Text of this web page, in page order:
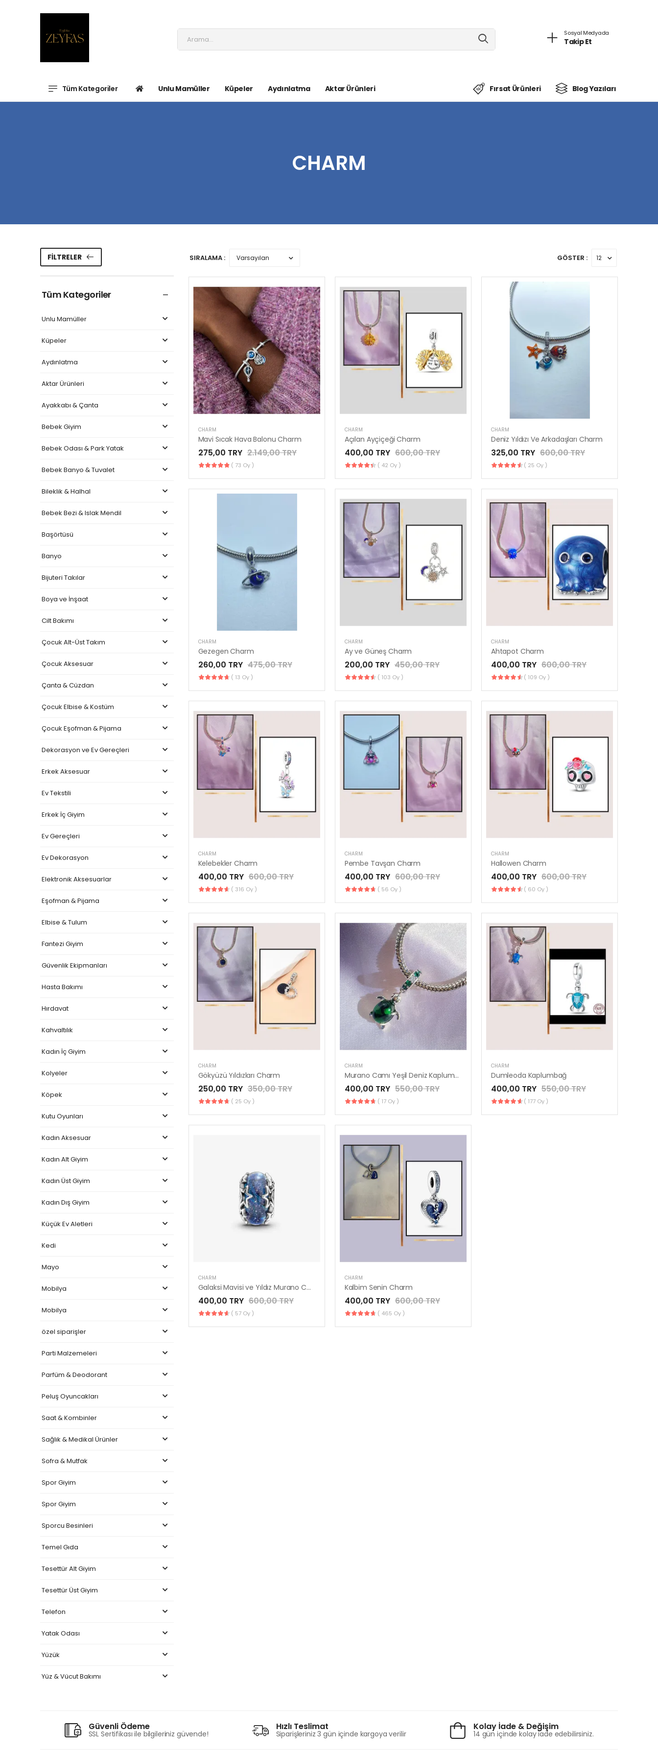
Sosyal Medyada
Takip Et
Tüm Kategoriler Unlu Mamüller Küpeler Aydınlatma Aktar Ürünleri Fırsat Ürünleri Blog Yazıları
CHARM
FILTRELER
Tüm Kategoriler
Unlu Mamüller
Küpeler
Aydınlatma
Aktar Ürünleri
Ayakkabı & Çanta
Bebek Giyim
Bebek Odası & Park Yatak
Bebek Banyo & Tuvalet
Bileklik & Halhal
Bebek Bezi & Islak Mendil
Başörtüsü
Banyo
Bijuteri Takılar
Boya ve İnşaat
Cilt Bakımı
Çocuk Alt-Üst Takım
Çocuk Aksesuar
Çanta & Cüzdan
Çocuk Elbise & Kostüm
Çocuk Eşofman & Pijama
Dekorasyon ve Ev Gereçleri
Erkek Aksesuar
Ev Tekstili
Erkek İç Giyim
Ev Gereçleri
Ev Dekorasyon
Elektronik Aksesuarlar
Eşofman & Pijama
Elbise & Tulum
Fantezi Giyim
Güvenlik Ekipmanları
Hasta Bakımı
Hırdavat
Kahvaltılık
Kadın İç Giyim
Kolyeler
Köpek
Kutu Oyunları
Kadın Aksesuar
Kadın Alt Giyim
Kadın Üst Giyim
Kadın Dış Giyim
Küçük Ev Aletleri
Kedi
Mayo
Mobilya
Mobilya
özel siparişler
Parti Malzemeleri
Parfüm & Deodorant
Peluş Oyuncakları
Saat & Kombinler
Sağlık & Medikal Ürünler
Sofra & Mutfak
Spor Giyim
Spor Giyim
Sporcu Besinleri
Temel Gıda
Tesettür Alt Giyim
Tesettür Üst Giyim
Telefon
Yatak Odası
Yüzük
Yüz & Vücut Bakımı
SIRALAMA : GÖSTER :
CHARM
Mavi Sıcak Hava Balonu Charm
275,00 TRY 2.149,00 TRY
( 73 Oy )
CHARM
Açılan Ayçiçeği Charm
400,00 TRY 600,00 TRY
( 42 Oy )
CHARM
Deniz Yıldızı Ve Arkadaşları Charm
325,00 TRY 600,00 TRY
( 25 Oy )
CHARM
Gezegen Charm
260,00 TRY 475,00 TRY
( 13 Oy )
CHARM
Ay ve Güneş Charm
200,00 TRY 450,00 TRY
( 103 Oy )
CHARM
Ahtapot Charm
400,00 TRY 600,00 TRY
( 109 Oy )
CHARM
Kelebekler Charm
400,00 TRY 600,00 TRY
( 316 Oy )
CHARM
Pembe Tavşan Charm
400,00 TRY 600,00 TRY
( 56 Oy )
CHARM
Hallowen Charm
400,00 TRY 600,00 TRY
( 60 Oy )
CHARM
Gökyüzü Yıldızları Charm
250,00 TRY 350,00 TRY
( 25 Oy )
CHARM
Murano Camı Yeşil Deniz Kaplumbağası Sallantılı Charm
400,00 TRY 550,00 TRY
( 17 Oy )
CHARM
Dumleoda Kaplumbağ
400,00 TRY 550,00 TRY
( 177 Oy )
CHARM
Galaksi Mavisi ve Yıldız Murano Charm
400,00 TRY 600,00 TRY
( 57 Oy )
CHARM
Kalbim Senin Charm
400,00 TRY 600,00 TRY
( 465 Oy )
Güvenli Ödeme
SSL Sertifikası ile bilgileriniz güvende!
Hızlı Teslimat
Siparişleriniz 3 gün içinde kargoya verilir
Kolay İade & Değişim
14 gün içinde kolay iade edebilirsiniz.